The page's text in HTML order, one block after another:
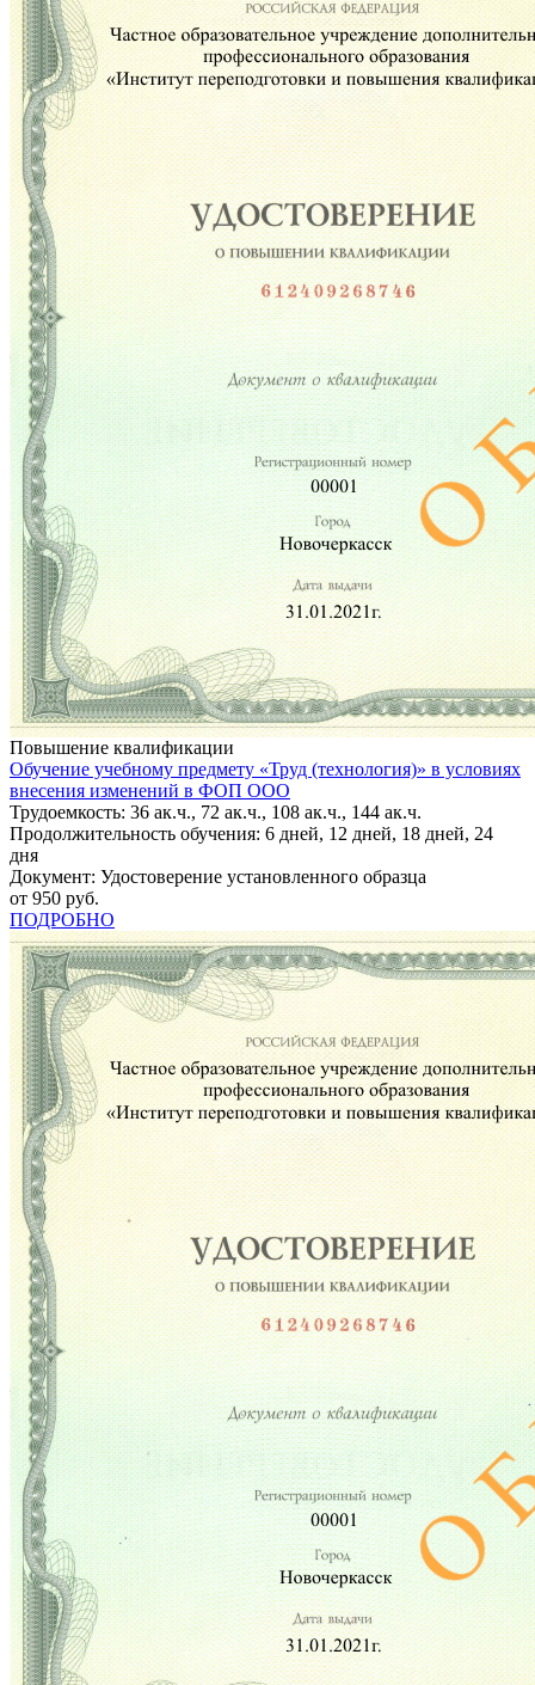
Повышение квалификации
Обучение учебному предмету «Труд (технология)» в условиях
внесения изменений в ФОП ООО
Трудоемкость: 36 ак.ч., 72 ак.ч., 108 ак.ч., 144 ак.ч.
Продолжительность обучения: 6 дней, 12 дней, 18 дней, 24
дня
Документ: Удостоверение установленного образца
от 950 руб.
ПОДРОБНО